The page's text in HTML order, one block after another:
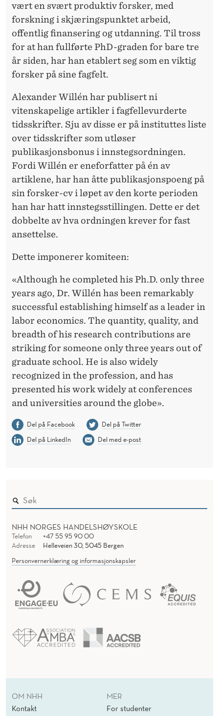
vært en svært produktiv forsker, med
forskning i skjæringspunktet arbeid,
offentlig finansering og utdanning. Til tross
for at han fullførte PhD-graden for bare tre
år siden, har han etablert seg som en viktig
forsker på sine fagfelt.
Alexander Willén har publisert ni
vitenskapelige artikler i fagfellevurderte
tidsskrifter. Sju av disse er på instituttes liste
over tidsskrifter som utløser
publikasjonsbonus i innstegsordningen.
Fordi Willén er eneforfatter på én av
artiklene, har han åtte publikasjonspoeng på
sin forsker-cv i løpet av den korte perioden
han har hatt innstegsstillingen. Dette er det
dobbelte av hva ordningen krever for fast
ansettelse.
Dette imponerer komiteen:
«Although he completed his Ph.D. only three
years ago, Dr. Willén has been remarkably
successful establishing himself as a leader in
labor economics. The quantity, quality, and
breadth of his research contributions are
striking for someone only three years out of
graduate school. He is also widely
recognized in the profession, and has
presented his work widely at conferences
and universities around the globe».
Del på Facebook
Del på Twitter
Del på LinkedIn
Del med e-post
NHH NORGES HANDELSHØYSKOLE
Telefon
+47 55 95 90 00
Adresse
Helleveien 30, 5045 Bergen
Personvernerklæring og informasjonskapsler
OM NHH
Kontakt
MER
For studenter